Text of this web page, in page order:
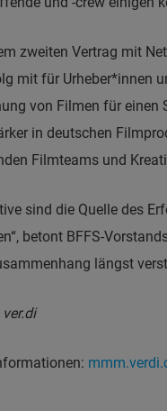
zweiten Vertrag mit
mit für Urheber*innen
von Filmen für
in deutschen
Filmteams und
sind die Quelle des
betont BFFS-
längst
ver.di